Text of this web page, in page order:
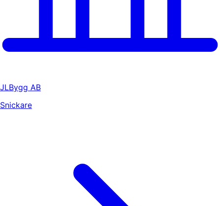
JLBygg AB
Snickare